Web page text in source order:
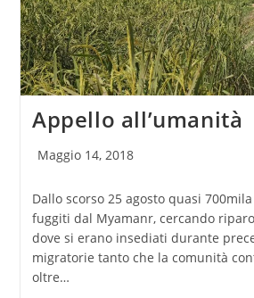
Appello all’umanità
Articolo
Maggio 14, 2018
Dallo scorso 25 agosto quasi
fuggiti dal Myamanr, cercando
dove si erano insediati durante
migratorie tanto che la comunità
oltre…